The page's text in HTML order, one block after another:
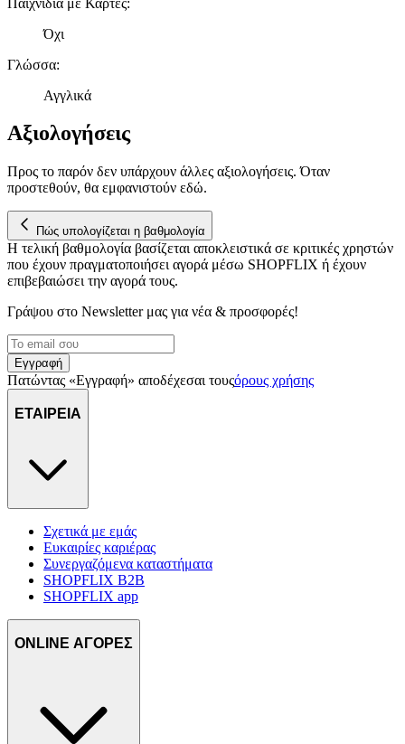
αναλύουμε την κυκλοφορία μας. Εμείς και οι 1022 συνεργάτες
διεύθυνση IP σας, χρησιμοποιώντας τεχνολογία όπως cookies
για να αποθηκεύουμε και να έχουμε πρόσβαση σε πληροφορίες
στη συσκευή σας, με σκοπό την προβολή εξατομικευμένων
διαφημίσεων και περιεχομένου, τις μετρήσεις σχετικά με
διαφημίσεις και περιεχόμενο, την καλύτερη εικόνα του κοινού
πληροφορίες σχετικά με την από μέρους σας χρήση της
τοποθεσίας μας στους συνεργάτες μέσων κοινωνικής
δικτύωσης, διαφημίσεων και ανάλυσης.
Όχι
Γλώσσα:
Αγγλικά
Αξιολογήσεις
Προς το παρόν δεν υπάρχουν άλλες αξιολογήσεις. Όταν
προστεθούν, θα εμφανιστούν εδώ.
Πώς υπολογίζεται η βαθμολογία
Η τελική βαθμολογία βασίζεται αποκλειστικά σε κριτικές χρηστών
που έχουν πραγματοποιήσει αγορά μέσω SHOPFLIX ή έχουν
επιβεβαιώσει την αγορά τους.
Γράψου στο Νewsletter μας για νέα & προσφορές!
Εγγραφή
Πατώντας «Εγγραφή» αποδέχεσαι τουςόρους χρήσης
ΕΤΑΙΡΕΙΑ
Σχετικά με εμάς
Ευκαιρίες καριέρας
Συνεργαζόμενα καταστήματα
SHOPFLIX B2B
SHOPFLIX app
ONLINE ΑΓΟΡΕΣ